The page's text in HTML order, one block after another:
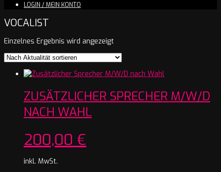
LOGIN / MEIN KONTO
VOCALIST
Einzelnes Ergebnis wird angezeigt
ZUSÄTZLICHER SPRECHER M/W/D
NACH WAHL
200,00 €
inkl. MwSt.